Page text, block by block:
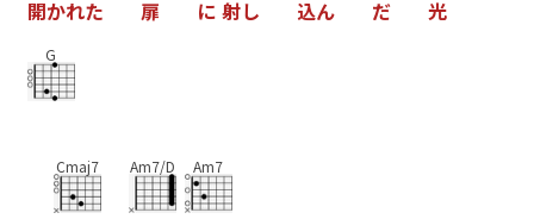
開かれた 扉 に 射し 込ん だ 光
G
Cmaj7 Am7/D Am7